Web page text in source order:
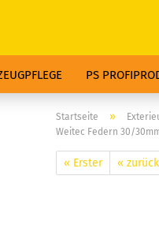
PS
Startseite »
Weitec Federn 30/
« Erster « zurück